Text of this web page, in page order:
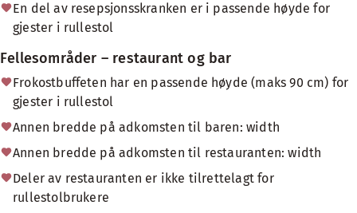
En del av resepsjonsskranken er i passende høyde for
gjester i rullestol
Fellesområder – restaurant og bar
Frokostbuffeten har en passende høyde (maks 90 cm) for
gjester i rullestol
Annen bredde på adkomsten til baren: width
Annen bredde på adkomsten til restauranten: width
Deler av restauranten er ikke tilrettelagt for
rullestolbrukere